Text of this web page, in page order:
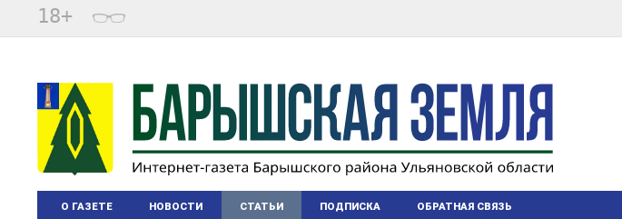
18+
О ГАЗЕТЕ НОВОСТИ СТАТЬИ ПОДПИСКА ОБРАТНАЯ СВЯЗЬ